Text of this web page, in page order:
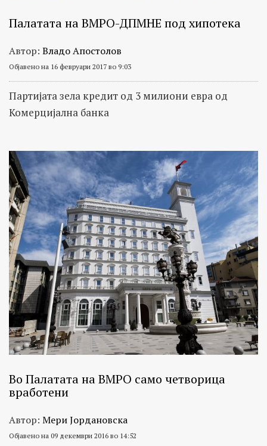
Палатата на ВМРО-ДПМНЕ под хипотека
Автор: Владо Апостолов
Објавено на 16 февруари 2017 во 9:03
Партијата зела кредит од 3 милиони евра од
Комерцијална банка
Во Палатата на ВМРО само четворица
вработени
Автор: Мери Јордановска
Објавено на 09 декември 2016 во 14:52